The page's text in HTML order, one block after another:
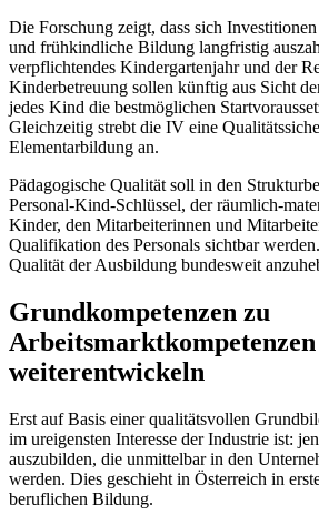
Die Forschung zeigt, dass sich
und frühkindliche Bildung langfristig
verpflichtendes Kindergartenjahr und der
Kinderbetreuung sollen künftig aus Sicht
jedes Kind die bestmöglichen
Gleichzeitig strebt die IV eine
Elementarbildung an.
Pädagogische Qualität soll in den
Personal-Kind-Schlüssel, der räumlich-
Kinder, den Mitarbeiterinnen und
Qualifikation des Personals sichtbar
Qualität der Ausbildung bundesweit
Grundkompetenzen zu
Arbeitsmarktkompetenzen
weiterentwickeln
Erst auf Basis einer qualitätsvollen
im ureigensten Interesse der Industrie ist:
auszubilden, die unmittelbar in den
werden. Dies geschieht in Österreich in
beruflichen Bildung.